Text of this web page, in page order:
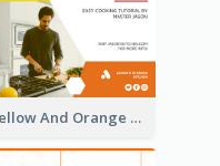
Yellow And Orange Kitchen Photo Cooking Class Facebook Post